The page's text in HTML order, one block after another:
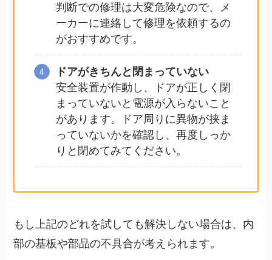
判断での修理は大変危険なので、メ
ーカーに連絡して修理を依頼するの
がおすすめです。
ドアがきちんと閉まっていない
安全装置が作動し、ドアが正しく閉
まっていないと電源が入らないこと
があります。ドア周りに異物が挟ま
っていないかを確認し、再度しっか
りと閉めてみてください。
もし上記のどれを試しても解決しない場合は、内
部の基板や部品の不具合が考えられます。